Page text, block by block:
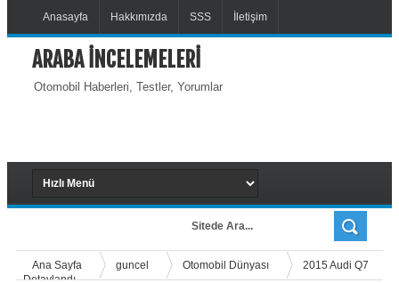
Anasayfa Hakkımızda SSS İletişim
ARABA İNCELEMELERİ
Otomobil Haberleri, Testler, Yorumlar
Ana Sayfa guncel Otomobil Dünyası
2015 Audi Q7
Detaylandı